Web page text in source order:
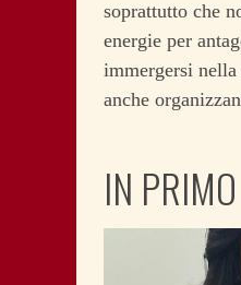
soprattutto che
energie per
immergersi
anche
IN